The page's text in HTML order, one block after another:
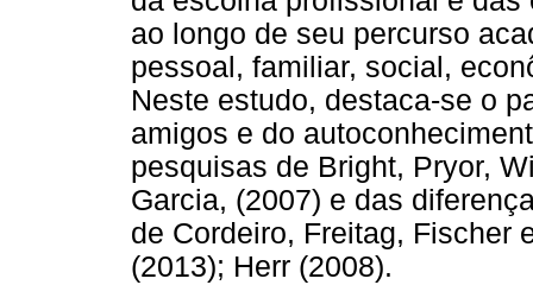
ao longo de seu percurso
pessoal, familiar, social,
Neste estudo, destaca-se o
amigos e do
pesquisas de Bright, Pryor,
Garcia, (2007) e das
de Cordeiro, Freitag, Fischer
(2013); Herr (2008).